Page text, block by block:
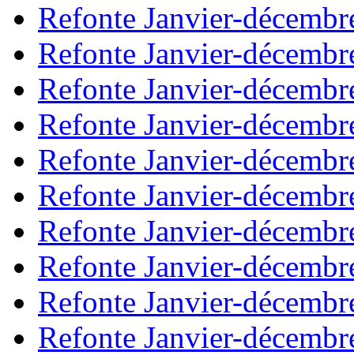
Refonte Janvier-
Refonte Janvier-
Refonte Janvier-
Refonte Janvier-
Refonte Janvier-
Refonte Janvier-
Refonte Janvier-
Refonte Janvier-
Refonte Janvier-
Refonte Janvier-